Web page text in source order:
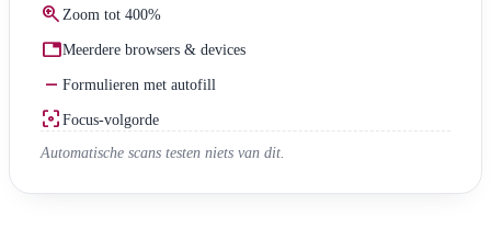
zoom_in Zoom tot 400%
tabMeerdere browsers & devices
check_indeterminate_small Formulieren met autofill
filter_center_focusFocus-volgorde
Automatische scans testen niets van dit.